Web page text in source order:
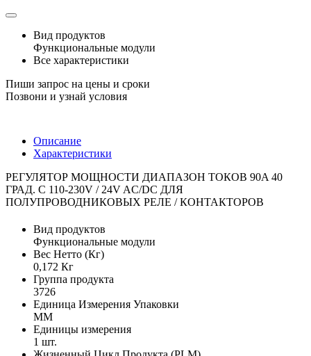
Вид продуктов
Функциональные модули
Все характеристики
Пиши запрос на цены и сроки
Позвони и узнай условия
Описание
Характеристики
РЕГУЛЯТОР МОЩНОСТИ ДИАПАЗОН ТОКОВ 90A 40
ГРАД. C 110-230V / 24V AC/DC ДЛЯ
ПОЛУПРОВОДНИКОВЫХ РЕЛЕ / КОНТАКТОРОВ
Вид продуктов
Функциональные модули
Вес Нетто (Кг)
0,172 Кг
Группа продукта
3726
Единица Измерения Упаковки
MM
Единицы измерения
1 шт.